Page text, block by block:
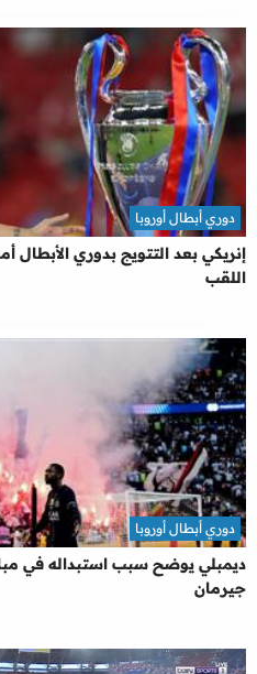
إنريكي بعد التتويج بدوري الأبطال
اللقب
دوري أبطال أوروبا
ديمبلي يوضح سبب استبداله في
جيرمان
دوري أبطال أوروبا